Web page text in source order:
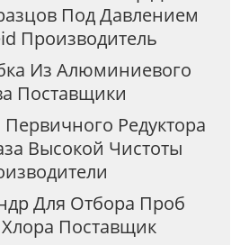
Под Давлением
Производитель
Из Алюминиевого
Поставщики
Редуктора
Высокой Чистоты
Для Отбора Проб
Поставщик